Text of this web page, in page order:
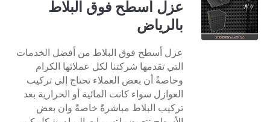
عزل أسطح فوق البلاط
بالرياض
عزل أسطح فوق البلاط من أفضل الخدمات
التي تقدمها شركتنا لكل عملائها الكرام
وخاصةً أن بعض العملاء تحتاج إلى تركيب
العوازل سواء كانت المائية أو الحرارية بعد
تركيب البلاط مباشرةً خاصةً وان بعض